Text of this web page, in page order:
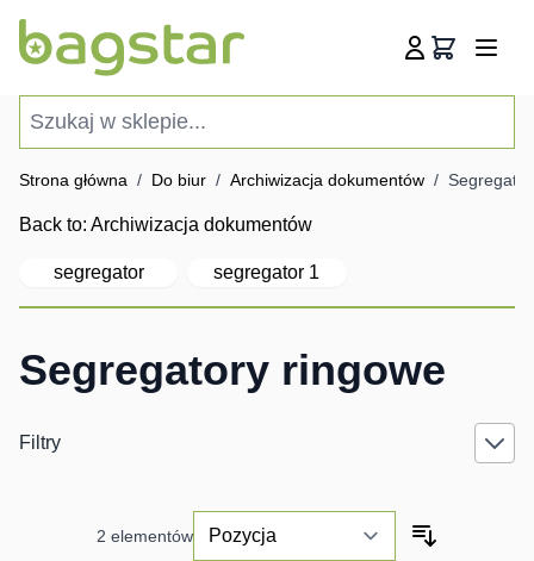
Koszyk
Strona główna / Do biur / Archiwizacja dokumentów /
Back to: Archiwizacja dokumentów
segregator segregator 1
Segregatory ringowe
Filtry
2 elementów